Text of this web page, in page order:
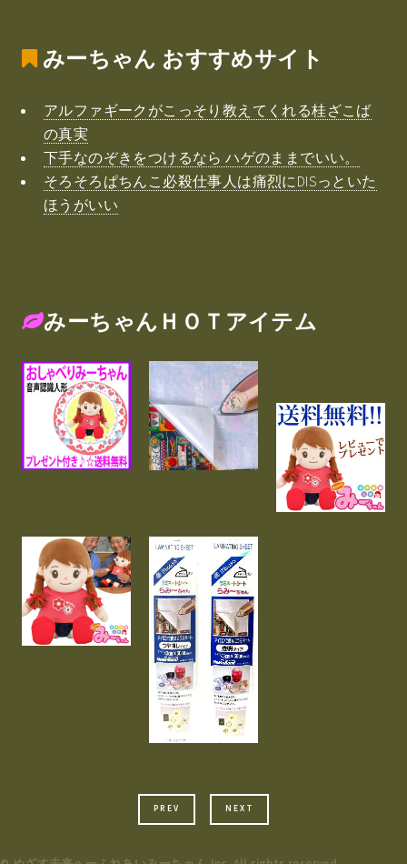
みーちゃん おすすめサイト
アルファギークがこっそり教えてくれる桂ざこば
の真実
下手なのぞきをつけるなら ハゲのままでいい。
そろそろぱちんこ必殺仕事人は痛烈にDISっといた
ほうがいい
みーちゃんＨＯＴアイテム
PREV NEXT